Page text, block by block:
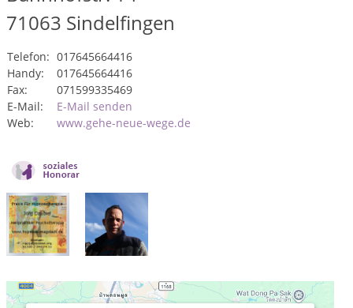
71063 Sindelfingen
Telefon: 017645664416
Handy:
017645664416
Fax:
071599335469
E-Mail:
E-Mail senden
Web:
www.gehe-neue-wege.de